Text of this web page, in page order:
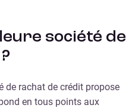
société de
de rachat de crédit propose
en tous points aux